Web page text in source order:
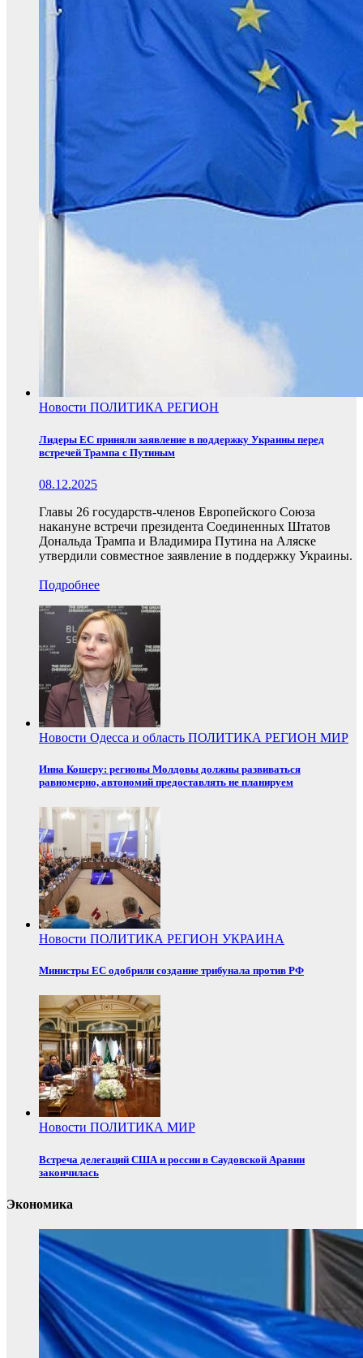
Новости ПОЛИТИКА РЕГИОН
Лидеры ЕС приняли заявление в поддержку Украины перед
встречей Трампа с Путиным
08.12.2025
Главы 26 государств-членов Европейского Союза
накануне встречи президента Соединенных Штатов
Дональда Трампа и Владимира Путина на Аляске
утвердили совместное заявление в поддержку Украины.
Подробнее
Новости Одесса и область ПОЛИТИКА РЕГИОН МИР
Инна Кошеру: регионы Молдовы должны развиваться
равномерно, автономий предоставлять не планируем
Новости ПОЛИТИКА РЕГИОН УКРАИНА
Министры ЕС одобрили создание трибунала против РФ
Новости ПОЛИТИКА МИР
Встреча делегаций США и россии в Саудовской Аравии
закончилась
Экономика